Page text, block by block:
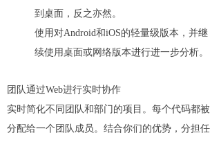
到桌面，反之亦然。
使用对Android和iOS的轻量级版本，并继
续使用桌面或网络版本进行进一步分析。
团队通过Web进行实时协作
实时简化不同团队和部门的项目。每个代码都被
分配给一个团队成员。结合你们的优势，分担任